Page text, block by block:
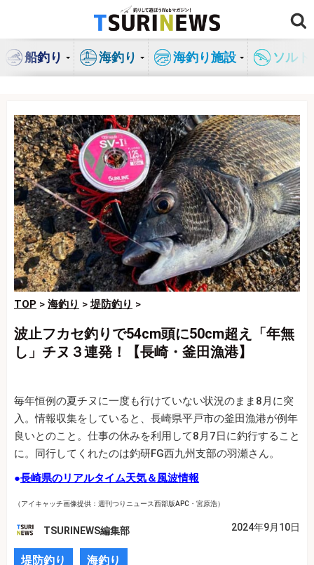
ン
船釣り 海釣り 海釣り施設 ソル
TOP > 海釣り >堤防釣り >
波止フカセ釣りで54cm頭に50cm超え「年無
し」チヌ３連発！【長崎・釜田漁港】
毎年恒例の夏チヌに一度も行けていない状況のまま8月に突
入。情報収集をしていると、長崎県平戸市の釜田漁港が例年
良いとのこと。仕事の休みを利用して8月7日に釣行すること
に。同行してくれたのは釣研FG西九州支部の羽瀬さん。
●長崎県のリアルタイム天気＆風波情報
（アイキャッチ画像提供：週刊つりニュース西部版APC・宮原浩）
TSURINEWS編集部 2024年9月10日
堤防釣り 海釣り